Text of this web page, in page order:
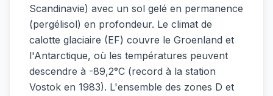
Scandinavie) avec un sol gelé en permanence
(pergélisol) en profondeur. Le climat de
calotte glaciaire (EF) couvre le Groenland et
l'Antarctique, où les températures peuvent
descendre à -89,2°C (record à la station
Vostok en 1983). L'ensemble des zones D et